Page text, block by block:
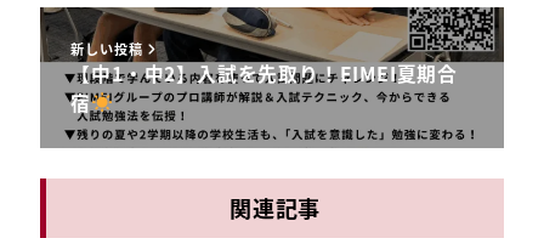
新しい投稿
【中1・中2】入試を先取り！EIMEI夏期合
宿
関連記事